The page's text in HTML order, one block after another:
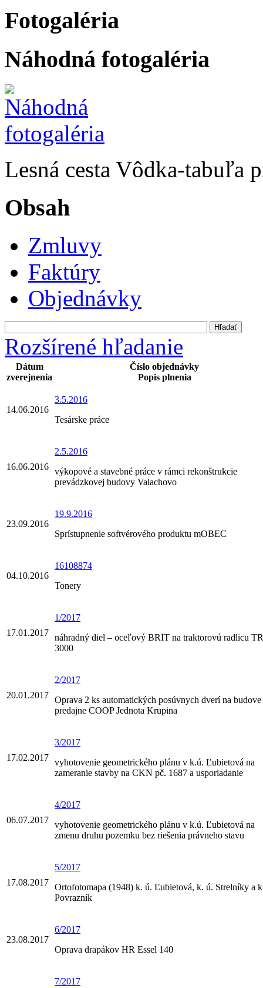
Fotogaléria
Náhodná fotogaléria
Lesná cesta Vôdka-tabuľa
Obsah
Zmluvy
Faktúry
Objednávky
Rozšírené hľadanie
Dátum
zverejnenia
Číslo objednávky
Popis plnenia
14.06.2016
3.5.2016
Tesárske práce
16.06.2016
2.5.2016
výkopové a stavebné práce v rámci rekonštrukcie
prevádzkovej budovy Valachovo
23.09.2016
19.9.2016
Sprístupnenie softvérového produktu mOBEC
04.10.2016
16108874
Tonery
17.01.2017
1/2017
náhradný diel – oceľový BRIT na traktorovú radlicu
3000
20.01.2017
2/2017
Oprava 2 ks automatických posúvnych dverí na budove
predajne COOP Jednota Krupina
17.02.2017
3/2017
vyhotovenie geometrického plánu v k.ú. Ľubietová na
zameranie stavby na CKN pč. 1687 a usporiadanie
06.07.2017
4/2017
vyhotovenie geometrického plánu v k.ú. Ľubietová na
zmenu druhu pozemku bez riešenia právneho stavu
17.08.2017
5/2017
Ortofotomapa (1948) k. ú. Ľubietová, k. ú. Strelníky a
Povrazník
23.08.2017
6/2017
Oprava drapákov HR Essel 140
7/2017